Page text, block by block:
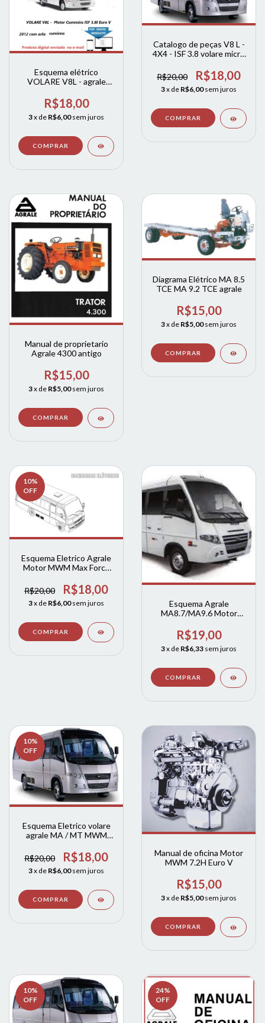
Esquema elétrico
VOLARE V8L - agrale
Euro V - Sistema SCR
Bosch Caixa de Câmbio
Manual
R$18,00
3x de R$6,00 sem juros
Catalogo de peças V8 L -
4X4 - ISF 3.8 volare micro
R$20,00
R$18,00
3x de R$6,00 sem juros
Manual de proprietario
Agrale 4300 antigo
R$15,00
3x de R$5,00 sem juros
Diagrama Elétrico MA 8.5
TCE MA 9.2 TCE agrale
R$15,00
3x de R$5,00 sem juros
10%
OFF
Esquema Eletrico Agrale
Motor MWM Max Force
SCR Tenneco VOLARE
R$20,00 R$18,00
3x de R$6,00 sem juros
Esquema Agrale
MA8.7/MA9.6 Motor
Sistema SCR Bosch
R$19,00
3x de R$6,33 sem juros
10%
OFF
Esquema Eletrico volare
agrale MA / MT MWM
R$20,00
R$18,00
3x de R$6,00 sem juros
Manual de oficina Motor
MWM 7.2H Euro V
R$15,00
3x de R$5,00 sem juros
10%
OFF
24%
OFF